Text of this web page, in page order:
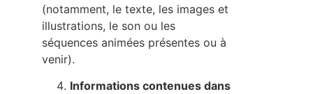
(notamment, le texte, les images et
illustrations, le son ou les
séquences animées présentes ou à
venir).
Informations contenues dans